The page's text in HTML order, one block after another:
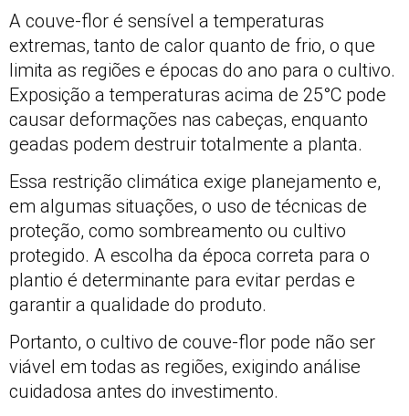
A couve-flor é sensível a temperaturas
extremas, tanto de calor quanto de frio, o que
limita as regiões e épocas do ano para o cultivo.
Exposição a temperaturas acima de 25°C pode
causar deformações nas cabeças, enquanto
geadas podem destruir totalmente a planta.
Essa restrição climática exige planejamento e,
em algumas situações, o uso de técnicas de
proteção, como sombreamento ou cultivo
protegido. A escolha da época correta para o
plantio é determinante para evitar perdas e
garantir a qualidade do produto.
Portanto, o cultivo de couve-flor pode não ser
viável em todas as regiões, exigindo análise
cuidadosa antes do investimento.